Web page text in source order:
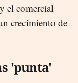
el comercial
crecimiento de
'punta'